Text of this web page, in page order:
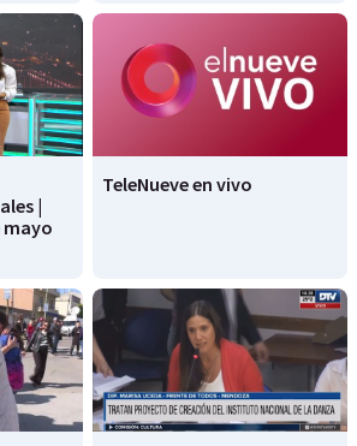
|
mayo
TeleNueve en vivo